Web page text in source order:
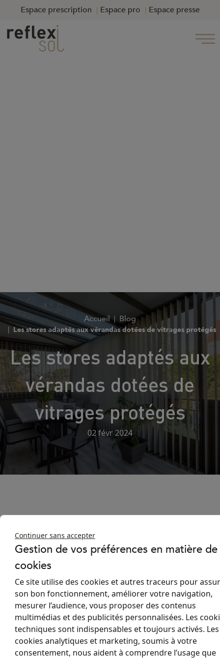
Espace prescription Espace pro Espace presse
Accueil Blog
Les stores adaptés aux vérandas dotées de vitrages protégés
Les stores adaptés aux
vérandas dotées de
vitrages protégés
02 févr 2024
store installer afin de ne pas compromettre leurs performances,
voire les renforcer ? Cet article est fait pour vous !
Vitrage autonettoyant
La capacité autonettoyante de ce type de vitrage tient de la
photocatalyse : les matières organiques sont décomposées sous
les rayons du soleil, ce qui implique de laisser les vitrages de la
véranda exposés.
Cependant, en laissant vos vitrages sans protection sous les
rayons UV, vous risquez de subir un effet de serre qui rendra
votre véranda inutilisable durant l’été. Le store extérieur
Continuer sans accepter
Gestion de vos préférences en matière de
cookies
Ce site utilise des cookies et autres traceurs pour
son bon fonctionnement, améliorer votre navigation,
mesurer l’audience, vous proposer des contenus
multimédias et des publicités personnalisées. Les
techniques sont indispensables et toujours activés. Les
cookies analytiques et marketing, soumis à votre
consentement, nous aident à comprendre l’usage que